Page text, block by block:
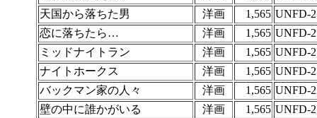
天国から落ちた男
洋画 1,565 UNFD-
恋に落ちたら…
洋画 1,565 UNFD-
ミッドナイトラン
洋画 1,565 UNFD-
ナイトホークス
洋画 1,565 UNFD-
バックマン家の人々
洋画 1,565 UNFD-
壁の中に誰かがいる
洋画 1,565 UNFD-